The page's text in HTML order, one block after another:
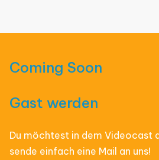
Coming Soon
Gast werden
Du möchtest in dem Videocast
sende einfach eine Mail an uns!